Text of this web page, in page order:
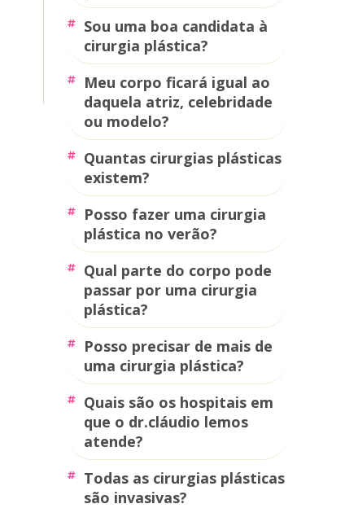
sou uma boa candidata à
cirurgia plástica?
meu corpo ficará igual ao
daquela atriz, celebridade
ou modelo?
quantas cirurgias plásticas
existem?
posso fazer uma cirurgia
plástica no verão?
qual parte do corpo pode
passar por uma cirurgia
plástica?
posso precisar de mais de
uma cirurgia plástica?
quais são os hospitais em
que o dr.cláudio lemos
atende?
todas as cirurgias plásticas
são invasivas?